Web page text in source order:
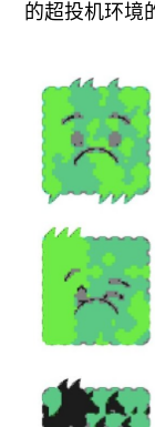
的超投机环境